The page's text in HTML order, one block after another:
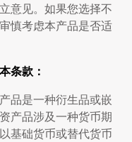
意见。如果您选择不
慎考虑本产品是否适
条款：
品是一种衍生品或嵌
产品涉及一种货币期
基础货币或替代货币